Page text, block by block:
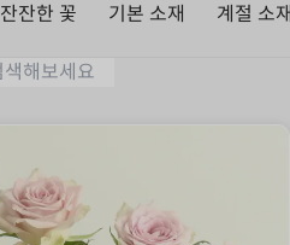
잔잔한 꽃 기본 소재 계절 소